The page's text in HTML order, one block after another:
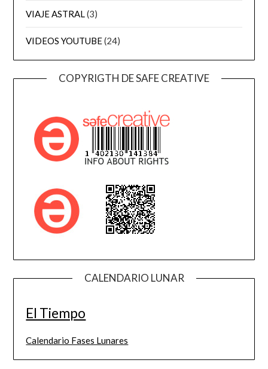
VIAJE ASTRAL(3)
VIDEOS YOUTUBE(24)
COPYRIGTH DE SAFE CREATIVE
CALENDARIO LUNAR
El Tiempo
Calendario Fases Lunares